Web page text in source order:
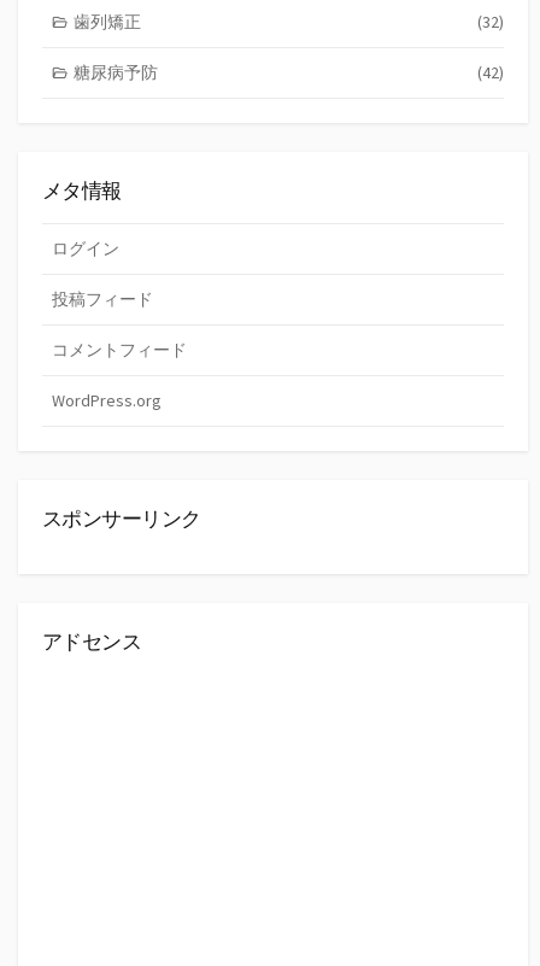
歯列矯正 (32)
糖尿病予防 (42)
メタ情報
ログイン
投稿フィード
コメントフィード
WordPress.org
スポンサーリンク
アドセンス